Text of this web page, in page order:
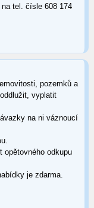
tel. čísle 608 174
pozemků a
vyplatit
na ni váznoucí
opětovného odkupu
je zdarma.